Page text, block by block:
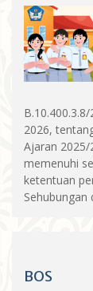
2026,
Ajaran
memenuhi
ketentuan
Sehubungan
BOS